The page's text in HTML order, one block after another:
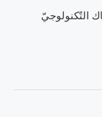
التّكنولوجيّ